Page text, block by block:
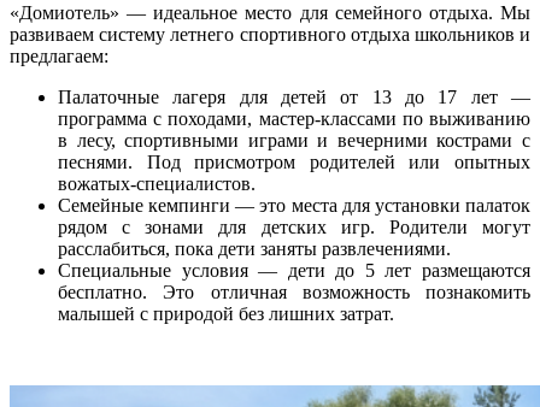
«Домиотель» — идеальное место для семейного отдыха. Мы
развиваем систему летнего спортивного отдыха школьников и
предлагаем:
Палаточные лагеря для детей от 13 до 17 лет —
программа с походами, мастер‑классами по выживанию
в лесу, спортивными играми и вечерними кострами с
песнями. Под присмотром родителей или опытных
вожатых-специалистов.
Семейные кемпинги — это места для установки палаток
рядом с зонами для детских игр. Родители могут
расслабиться, пока дети заняты развлечениями.
Специальные условия — дети до 5 лет размещаются
бесплатно. Это отличная возможность познакомить
малышей с природой без лишних затрат.